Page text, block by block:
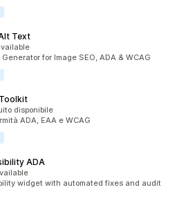
Text
for Image SEO, ADA & WCAG
disponibile
ADA, EAA e WCAG
ADA
widget with automated fixes and audit